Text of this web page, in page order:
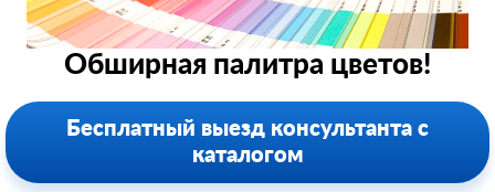
Обширная палитра цветов!
Бесплатный выезд консультанта с
каталогом